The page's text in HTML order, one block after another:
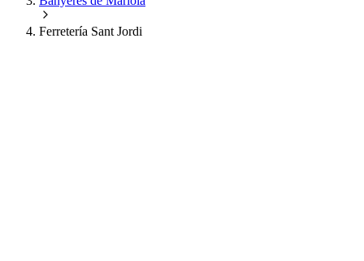
Ferretería Sant Jordi